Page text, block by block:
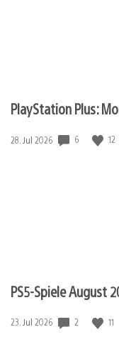
PlayStation Plus:
Veröffentlichungsdatum:
28. Jul 2026 6 12
PS5-Spiele August
Veröffentlichungsdatum:
23. Jul 2026 2 11